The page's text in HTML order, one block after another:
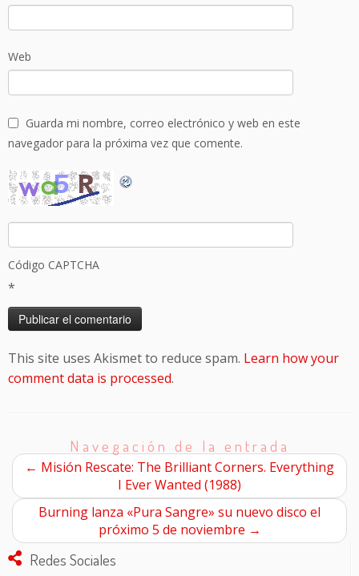
Web
Guarda mi nombre, correo electrónico y web en este
navegador para la próxima vez que comente.
Código CAPTCHA
*
This site uses Akismet to reduce spam. Learn how your
comment data is processed.
Navegación de la entrada
← Misión Rescate: The Brilliant Corners. Everything
I Ever Wanted (1988)
Burning lanza «Pura Sangre» su nuevo disco el
próximo 5 de noviembre →
Redes Sociales